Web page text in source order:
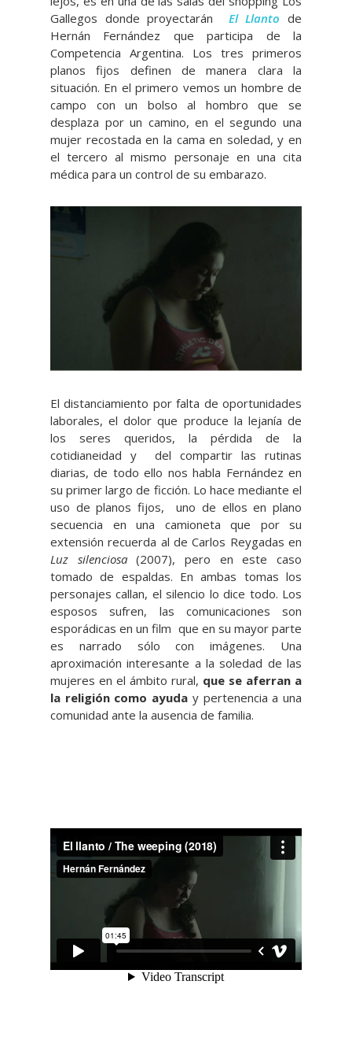
Gallegos donde proyectarán El Llanto de
Hernán Fernández que participa de la
Competencia Argentina. Los tres primeros
planos fijos definen de manera clara la
situación. En el primero vemos un hombre de
campo con un bolso al hombro que se
desplaza por un camino, en el segundo una
mujer recostada en la cama en soledad, y en
el tercero al mismo personaje en una cita
médica para un control de su embarazo.
El distanciamiento por falta de oportunidades
laborales, el dolor que produce la lejanía de
los seres queridos, la pérdida de la
cotidianeidad y del compartir las rutinas
diarias, de todo ello nos habla Fernández en
su primer largo de ficción. Lo hace mediante el
uso de planos fijos, uno de ellos en plano
secuencia en una camioneta que por su
extensión recuerda al de Carlos Reygadas en
Luz silenciosa(2007), pero en este caso
tomado de espaldas. En ambas tomas los
personajes callan, el silencio lo dice todo. Los
esposos sufren, las comunicaciones son
esporádicas en un film que en su mayor parte
es narrado sólo con imágenes. Una
aproximación interesante a la soledad de las
mujeres en el ámbito rural, que se aferran a
la religión como ayuda y pertenencia a una
comunidad ante la ausencia de familia.